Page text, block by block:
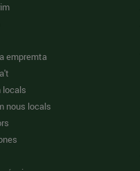
empremta
locals
nous locals